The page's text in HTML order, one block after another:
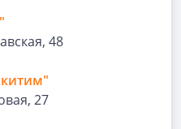
48
27